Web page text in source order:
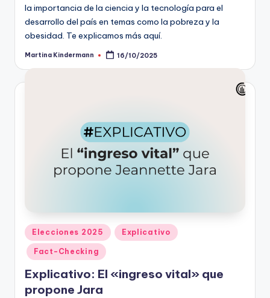
la importancia de la ciencia y la tecnología para el
desarrollo del país en temas como la pobreza y la
obesidad. Te explicamos más aquí.
Publicado
Martina Kindermann 16/10/2025
Publicado
en
Elecciones 2025 Explicativo
Fact-Checking
Explicativo: El «ingreso vital» que
propone Jara